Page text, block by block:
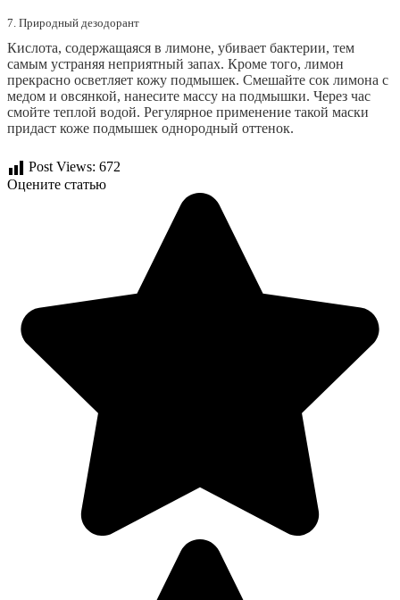
7. Природный дезодорант
Кислота, содержащаяся в лимоне, убивает бактерии, тем
самым устраняя неприятный запах. Кроме того, лимон
прекрасно осветляет кожу подмышек. Смешайте сок лимона с
медом и овсянкой, нанесите массу на подмышки. Через час
смойте теплой водой. Регулярное применение такой маски
придаст коже подмышек однородный оттенок.
Post Views: 672
Оцените статью